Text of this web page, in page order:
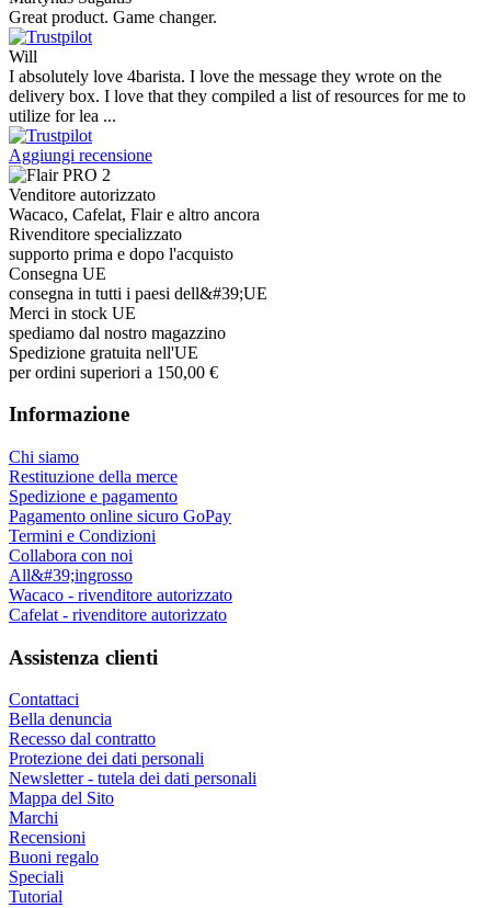
Great product. Game changer.
Will
I absolutely love 4barista. I love the message they wrote on the
delivery box. I love that they compiled a list of resources for me to
utilize for lea ...
Aggiungi recensione
Venditore autorizzato
Wacaco, Cafelat, Flair e altro ancora
Rivenditore specializzato
supporto prima e dopo l'acquisto
Consegna UE
consegna in tutti i paesi dell&#39;UE
Merci in stock UE
spediamo dal nostro magazzino
Spedizione gratuita nell'UE
per ordini superiori a 150,00 €
Informazione
Chi siamo
Restituzione della merce
Spedizione e pagamento
Pagamento online sicuro GoPay
Termini e Condizioni
Collabora con noi
All&#39;ingrosso
Wacaco - rivenditore autorizzato
Cafelat - rivenditore autorizzato
Assistenza clienti
Contattaci
Bella denuncia
Recesso dal contratto
Protezione dei dati personali
Newsletter - tutela dei dati personali
Mappa del Sito
Marchi
Recensioni
Buoni regalo
Speciali
Tutorial